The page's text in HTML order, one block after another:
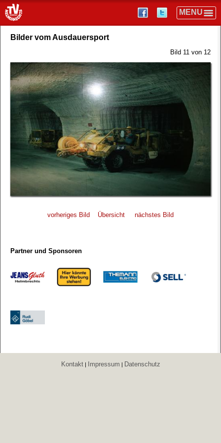
Bilder vom Ausdauersport
Bild 11 von 12
vorheriges Bild Übersicht nächstes Bild
Partner und Sponsoren
Kontakt| Impressum | Datenschutz